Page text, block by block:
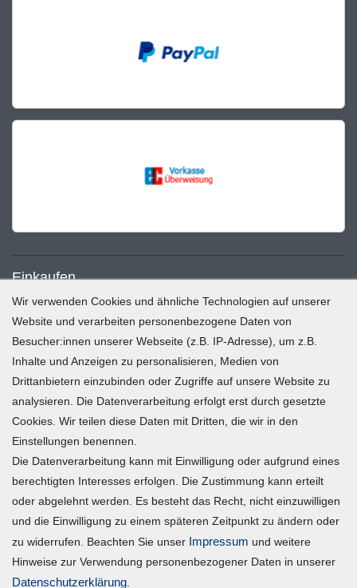
Einkaufen
Zahlung und Versand
Widerrufsrecht
Warenkorb
Zur Kasse
Mein Konto
Registrieren
Login
Vertrag widerrufen
Unternehmen
Wir verwenden Cookies und ähnliche Technologien auf unserer
Website und verarbeiten personenbezogene Daten von
Besucher:innen unserer Webseite (z.B. IP-Adresse), um z.B.
Inhalte und Anzeigen zu personalisieren, Medien von
Drittanbietern einzubinden oder Zugriffe auf unsere Website zu
analysieren. Die Datenverarbeitung erfolgt erst durch gesetzte
Cookies. Wir teilen diese Daten mit Dritten, die wir in den
Einstellungen benennen.
Die Datenverarbeitung kann mit Einwilligung oder aufgrund eines
berechtigten Interesses erfolgen. Die Zustimmung kann erteilt
oder abgelehnt werden. Es besteht das Recht, nicht einzuwilligen
und die Einwilligung zu einem späteren Zeitpunkt zu ändern oder
zu widerrufen. Beachten Sie unser Impressum und weitere
Hinweise zur Verwendung personenbezogener Daten in unserer
Daten­schutz­erklärung